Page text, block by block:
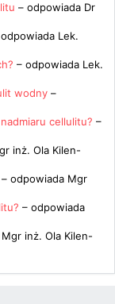
– odpowiada Dr
Lek.
– odpowiada Lek.
wodny –
cellulitu? –
inż. Ola Kilen-
– odpowiada Mgr
– odpowiada
Mgr inż. Ola Kilen-